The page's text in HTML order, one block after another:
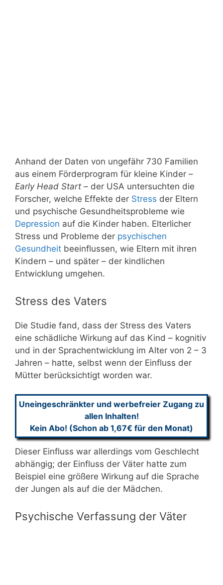
Anhand der Daten von ungefähr 730 Familien
aus einem Förderprogram für kleine Kinder –
Early Head Start – der USA untersuchten die
Forscher, welche Effekte der Stress der Eltern
und psychische Gesundheitsprobleme wie
Depression auf die Kinder haben. Elterlicher
Stress und Probleme der psychischen
Gesundheit beeinflussen, wie Eltern mit ihren
Kindern – und später – der kindlichen
Entwicklung umgehen.
Stress des Vaters
Die Studie fand, dass der Stress des Vaters
eine schädliche Wirkung auf das Kind – kognitiv
und in der Sprachentwicklung im Alter von 2 – 3
Jahren – hatte, selbst wenn der Einfluss der
Mütter berücksichtigt worden war.
Uneingeschränkter und werbefreier Zugang zu
allen Inhalten!
Kein Abo! (Schon ab 1,67€ für den Monat)
Dieser Einfluss war allerdings vom Geschlecht
abhängig; der Einfluss der Väter hatte zum
Beispiel eine größere Wirkung auf die Sprache
der Jungen als auf die der Mädchen.
Psychische Verfassung der Väter